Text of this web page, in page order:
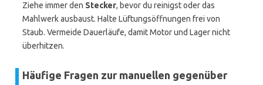
Ziehe immer den Stecker, bevor du reinigst oder das
Mahlwerk ausbaust. Halte Lüftungsöffnungen frei von
Staub. Vermeide Dauerläufe, damit Motor und Lager nicht
überhitzen.
Häufige Fragen zur manuellen gegenüber